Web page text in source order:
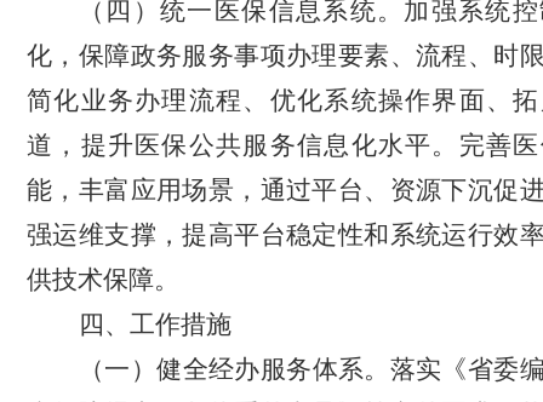
（四）统一医保信息系统。 加强系统
化，保障政务服务事项办理要素、流程、时
简化业务办理流程、优化系统操作界面、
道，提升医保公共服务信息化水平。完善
能，丰富应用场景，通过平台、资源下沉促
强运维支撑，提高平台稳定性和系统运行效
供技术保障。
四、工作措施
（一）健全经办服务体系。 落实《省委